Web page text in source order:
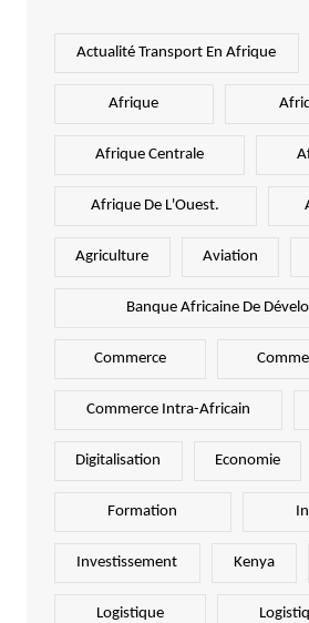
Actualité Transport En Afrique
Afrique
Afrique Centrale
Afrique De L'Ouest.
Agriculture Aviation
Banque Africaine De
Commerce
Commerce Intra-Africain
Digitalisation Economie
Formation
Investissement Kenya
Logistique